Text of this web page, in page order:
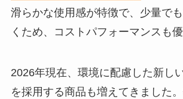
滑らかな使用感が特徴で、少量で
くため、コストパフォーマンスも優
2026年現在、環境に配慮した新し
を採用する商品も増えてきました